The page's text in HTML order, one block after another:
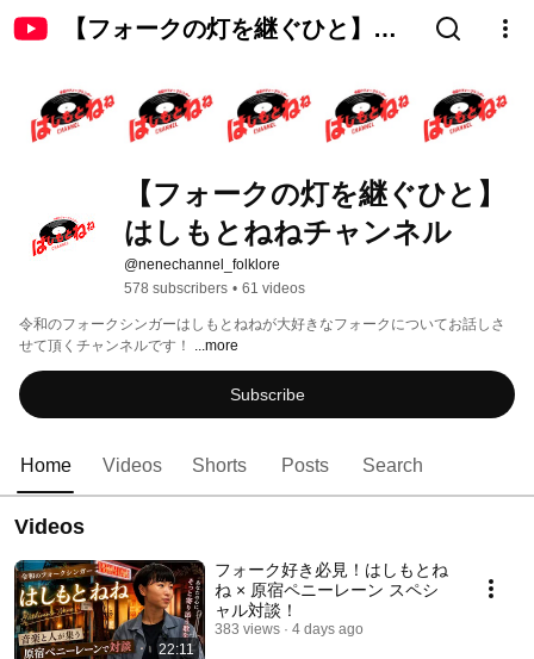
【フォークの灯を継ぐひと】は
【フォークの灯を継ぐひと】
はしもとねねチャンネル
@nenechannel_folklore
578 subscribers • 61 videos
令和のフォークシンガーはしもとねねが大好きなフォークについてお話しさ
せて頂くチャンネルです！ ...more
Subscribe
Home Videos Shorts Posts Search
Videos
22:11
フォーク好き必見！はしもとね
ね × 原宿ペニーレーン スペシ
ャル対談！
383 views 4 days ago